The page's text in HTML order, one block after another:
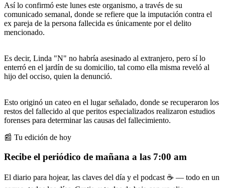
Así lo confirmó este lunes este organismo, a través de su
comunicado semanal, donde se refiere que la imputación contra el
ex pareja de la persona fallecida es únicamente por el delito
mencionado.
Es decir, Linda "N" no habría asesinado al extranjero, pero sí lo
enterró en el jardín de su domicilio, tal como ella misma reveló al
hijo del occiso, quien la denunció.
Esto originó un cateo en el lugar señalado, donde se recuperaron los
restos del fallecido al que peritos especializados realizaron estudios
forenses para determinar las causas del fallecimiento.
📰 Tu edición de hoy
Recibe el periódico de mañana a las 7:00 am
El diario para hojear, las claves del día y el podcast ☕ — todo en un